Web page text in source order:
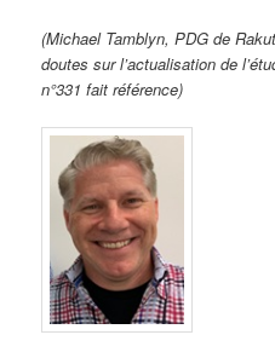
(Michael Tamblyn, PDG de
doutes sur l’actualisation de
n°331 fait référence)